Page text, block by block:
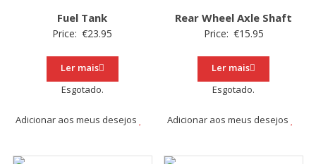
Fuel Tank
Price: €23.95
Ler mais
Esgotado.
Adicionar aos meus desejos
Rear Wheel Axle Shaft
Price: €15.95
Ler mais
Esgotado.
Adicionar aos meus desejos